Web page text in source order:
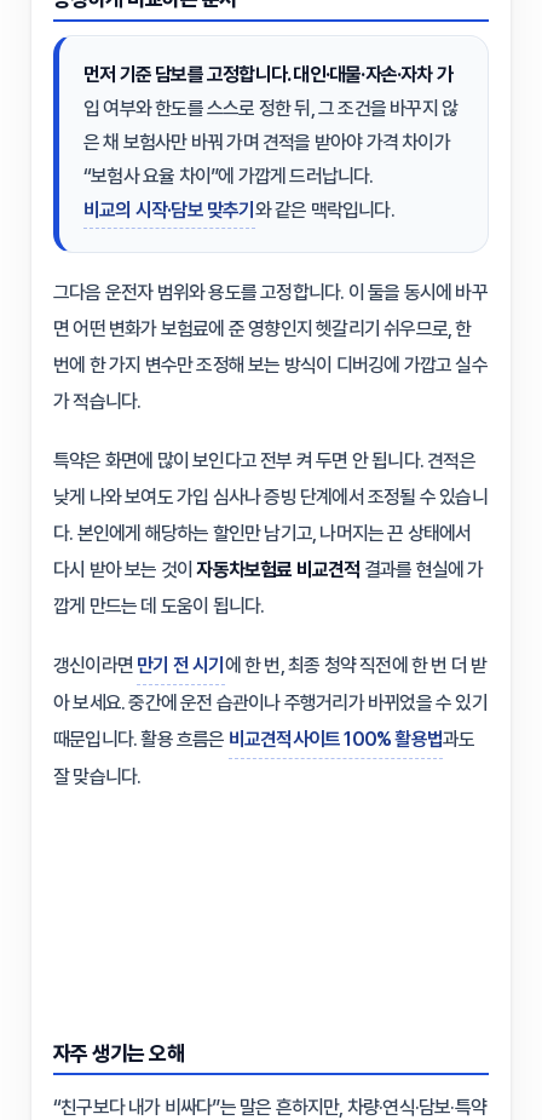
먼저 기준 담보를 고정합니다.대인·대물·자손·자차가
입 여부와 한도를 스스로 정한 뒤, 그 조건을 바꾸지 않
은 채 보험사만 바꿔 가며 견적을 받아야 가격 차이가
“보험사 요율 차이”에 가깝게 드러납니다.
비교의 시작·담보 맞추기 와 같은 맥락입니다.
그다음 운전자 범위와 용도를 고정합니다. 이 둘을 동시에 바꾸
면 어떤 변화가 보험료에 준 영향인지 헷갈리기 쉬우므로, 한
번에 한 가지 변수만 조정해 보는 방식이 디버깅에 가깝고 실수
가 적습니다.
특약은 화면에 많이 보인다고 전부 켜 두면 안 됩니다. 견적은
낮게 나와 보여도 가입 심사나 증빙 단계에서 조정될 수 있습니
다. 본인에게 해당하는 할인만 남기고, 나머지는 끈 상태에서
다시 받아 보는 것이자동차보험료 비교견적 결과를 현실에 가
깝게 만드는 데 도움이 됩니다.
갱신이라면 만기 전 시기 에 한 번, 최종 청약 직전에 한 번 더 받
아 보세요. 중간에 운전 습관이나 주행거리가 바뀌었을 수 있기
때문입니다. 활용 흐름은 비교견적사이트 100% 활용법과도
잘 맞습니다.
자주 생기는 오해
“친구보다 내가 비싸다”는 말은 흔하지만, 차량·연식·담보·특약